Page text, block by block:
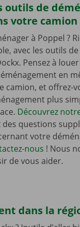
outils de
votre camion
à Poppel ?
avec les outils
Pensez à
en
camion, et offrez-
plus
Découvrez
des questions
votre
nous ! Nous
de vous aider.
dans la